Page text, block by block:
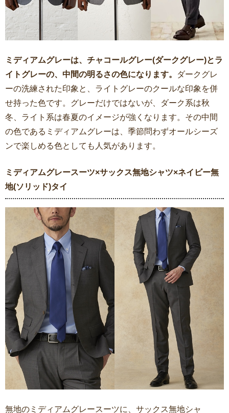
ミディアムグレーは、チャコールグレー(ダークグレー)とラ
イトグレーの、中間の明るさの色になります。
ダークグレ
ーの洗練された印象と、ライトグレーのクールな印象を併
せ持った色です。グレーだけではないが、ダーク系は秋
冬、ライト系は春夏のイメージが強くなります。その中間
の色であるミディアムグレーは、季節問わずオールシーズ
ンで楽しめる色としても人気があります。
ミディアムグレースーツ×サックス無地シャツ×ネイビー無
地(ソリッド)タイ
無地のミディアムグレースーツに、サックス無地シャ